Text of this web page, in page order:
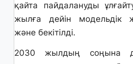
қайта пайдалануды
жылға дейін модельдік
және бекітілді.
2030 жылдың соңына